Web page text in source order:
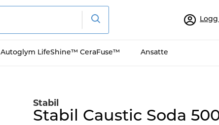
Autoglym LifeShine™ CeraFuse™ Ansatte
Stabil
Stabil Caustic Soda